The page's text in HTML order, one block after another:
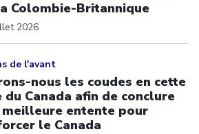
Colombie-Britannique
2026
de l'avant
nous les coudes en cette
Canada afin de conclure
meilleure entente pour
le Canada